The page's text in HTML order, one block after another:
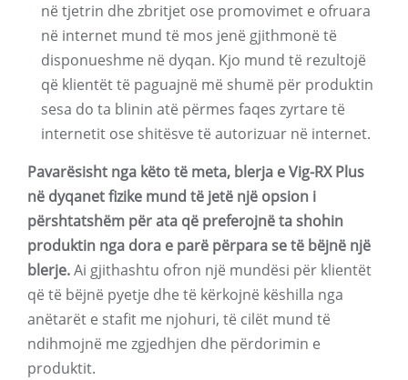
në tjetrin dhe zbritjet ose promovimet e ofruara
në internet mund të mos jenë gjithmonë të
disponueshme në dyqan. Kjo mund të rezultojë
që klientët të paguajnë më shumë për produktin
sesa do ta blinin atë përmes faqes zyrtare të
internetit ose shitësve të autorizuar në internet.
Pavarësisht nga këto të meta, blerja e Vig-RX Plus
në dyqanet fizike mund të jetë një opsion i
përshtatshëm për ata që preferojnë ta shohin
produktin nga dora e parë përpara se të bëjnë një
blerje.Ai gjithashtu ofron një mundësi për klientët
që të bëjnë pyetje dhe të kërkojnë këshilla nga
anëtarët e stafit me njohuri, të cilët mund të
ndihmojnë me zgjedhjen dhe përdorimin e
produktit.